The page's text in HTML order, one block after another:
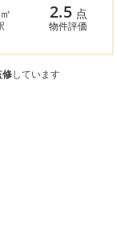
2.5 点
物件評価
修しています